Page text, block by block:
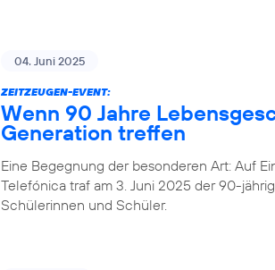
04. Juni 2025
ZEITZEUGEN-EVENT:
Wenn 90 Jahre
Generation treffen
Eine Begegnung der besonderen Art: Auf
Telefónica traf am 3. Juni 2025 der 90-
Schülerinnen und Schüler.